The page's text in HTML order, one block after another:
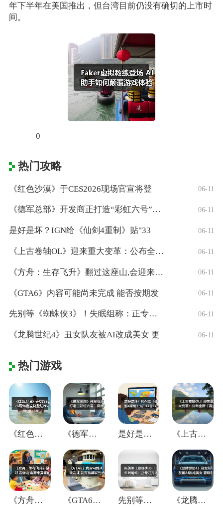
年下半年在美国推出，但台湾目前仍没有确切的上市时
间。
0
热门攻略
《红色沙漠》于CES2026现场官宣将登 06-11
《德军总部》开发商正打造“彩虹六号”风格 06-11
是好是坏？IGN给《仙剑4重制》贴"33 06-11
《上古卷轴OL》迎来重大变革：公布全新「 06-11
《方舟：生存飞升》翻过这座山,会迎来真正 06-11
《GTA6》内容可能尚未完成 能否按期发 06-11
先别等《蜘蛛侠3》！失眠组称：正专注打造 06-11
《龙腾世纪4》丑女队友被AI改成美女 更 06-11
热门游戏
《红色沙漠》于CES2026现场官宣将登 《德军总部》开发商正打造“彩虹六号”风格 是好是坏？IGN给《仙剑4重制》贴"33 《上古卷轴OL》迎来重大变革：公布全新「
《方舟：生存飞升》翻过这座山,会迎来真正 《GTA6》内容可能尚未完成 能否按期发 先别等《蜘蛛侠3》！失眠组称：正专注打造 《龙腾世纪4》丑女队友被AI改成美女 更